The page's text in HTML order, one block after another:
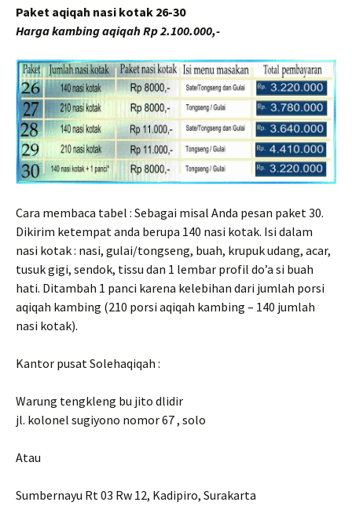
Paket aqiqah nasi kotak 26-30
Harga kambing aqiqah Rp 2.100.000,-
Cara membaca tabel : Sebagai misal Anda pesan paket 30.
Dikirim ketempat anda berupa 140 nasi kotak. Isi dalam
nasi kotak : nasi, gulai/tongseng, buah, krupuk udang, acar,
tusuk gigi, sendok, tissu dan 1 lembar profil do’a si buah
hati. Ditambah 1 panci karena kelebihan dari jumlah porsi
aqiqah kambing (210 porsi aqiqah kambing – 140 jumlah
nasi kotak).
Kantor pusat Solehaqiqah :
Warung tengkleng bu jito dlidir
jl. kolonel sugiyono nomor 67 , solo
Atau
Sumbernayu Rt 03 Rw 12, Kadipiro, Surakarta